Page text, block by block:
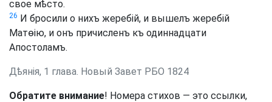
свое мѣсто.
26 И бросили о нихъ жеребій, и вышелъ жеребій
Матѳію, и онъ причисленъ къ одиннадцати
Апостоламъ.
Дѣянія, 1 глава. Новый Завет РБО 1824
Обратите внимание! Номера стихов — это ссылки,